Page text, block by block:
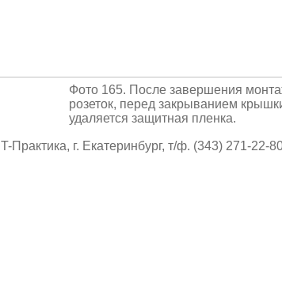
Фото 165. После завершения
розеток, перед закрыванием
удаляется защитная пленка.
IT-Практика, г. Екатеринбург, т/ф. (343) 271-22-